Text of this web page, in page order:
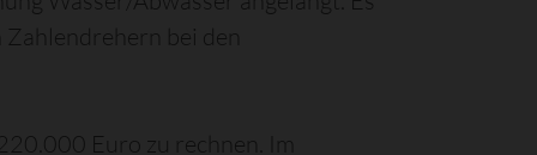
bei den
Euro zu rechnen. Im